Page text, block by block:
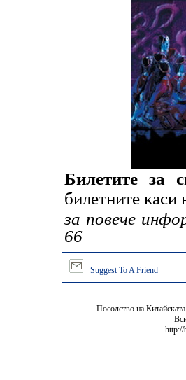
Билетите за
билетните
за повече
66
Suggest To A Friend
Посолство на
http://